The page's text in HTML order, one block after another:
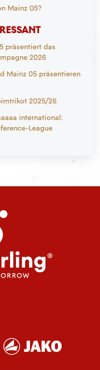
Mainz 05?
präsentiert das
2026
Mainz 05 präsentieren
2025/26
international:
League